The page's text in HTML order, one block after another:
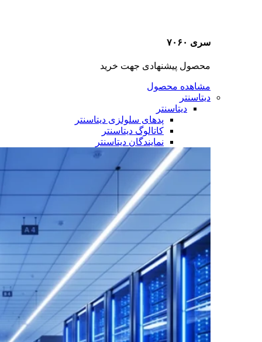
سری ۷۰۶۰
محصول پیشنهادی جهت خرید
مشاهده محصول
دیتاسنتر
دیتاسنتر
پدهای سلولزی دیتاسنتر
کاتالوگ دیتاسنتر
نمایندگان دیتاسنتر